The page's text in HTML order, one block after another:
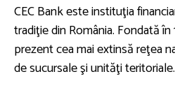
CEC Bank este instituţia
tradiţie din România. Fondată în
prezent cea mai extinsă reţea
de sucursale şi unităţi teritoriale.